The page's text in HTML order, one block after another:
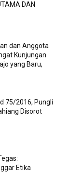
DAN
dan Anggota
Kunjungan
yang Baru,
75/2016, Pungli
Disorot
Etika